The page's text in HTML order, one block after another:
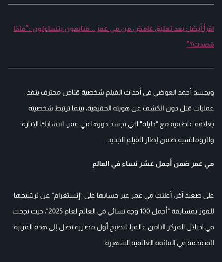
اقرأ أيضا : بعد تعليق غامض من مي عمر .. متابعون يتساءلون :"ماذا
قصدت؟"
ويجسد أحمد العوضي في أحداث الفيلم شخصية قناص محترف ينفذ
عمليات قتل دون الكشف عن هويته الحقيقية، بينما ترتبط شخصيته
بعلاقة عاطفية مع "دليلة" التي تجسد دورها مي عمر، لتتشابك الإثارة
والرومانسية ضمن إطار الفيلم الجديد.
مي عمر ضمن أجمل عشر نساء في العالم
على صعيد آخر، أعلنت مي عمر عبر حسابها على "إنستغرام" عن ترشيحها
للفوز بمسابقة "أجمل 100 وجه نسائي في العالم لعام 2025"، حيث نجحت
في احتلال المركز الثامن عالميا، لتصبح أول مصرية تصل إلى هذه المرتبة
المتقدمة في القائمة العالمية الشهيرة.